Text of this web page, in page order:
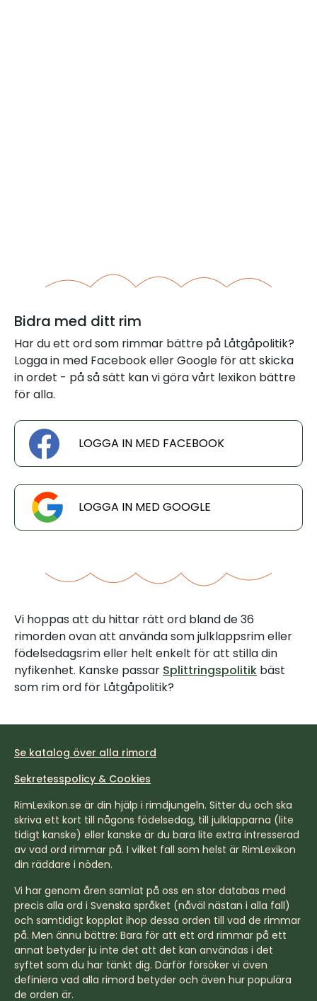
Bidra med ditt rim
Har du ett ord som rimmar bättre på Låtgåpolitik?
Logga in med Facebook eller Google för att skicka
in ordet - på så sätt kan vi göra vårt lexikon bättre
för alla.
LOGGA IN MED FACEBOOK
LOGGA IN MED GOOGLE
Vi hoppas att du hittar rätt ord bland de 36
rimorden ovan att använda som julklappsrim eller
födelsedagsrim eller helt enkelt för att stilla din
nyfikenhet. Kanske passar Splittringspolitik bäst
som rim ord för Låtgåpolitik?
Se katalog över alla rimord
Sekretesspolicy & Cookies
RimLexikon.se är din hjälp i rimdjungeln. Sitter du och ska
skriva ett kort till någons födelsedag, till julklapparna (lite
tidigt kanske) eller kanske är du bara lite extra intresserad
av vad ord rimmar på. I vilket fall som helst är RimLexikon
din räddare i nöden.
Vi har genom åren samlat på oss en stor databas med
precis alla ord i Svenska språket (nåväl nästan i alla fall)
och samtidigt kopplat ihop dessa orden till vad de rimmar
på. Men ännu bättre: Bara för att ett ord rimmar på ett
annat betyder ju inte det att det kan användas i det
syftet som du har tänkt dig. Därför försöker vi även
definiera vad alla rimord betyder och även hur populära
de orden är.